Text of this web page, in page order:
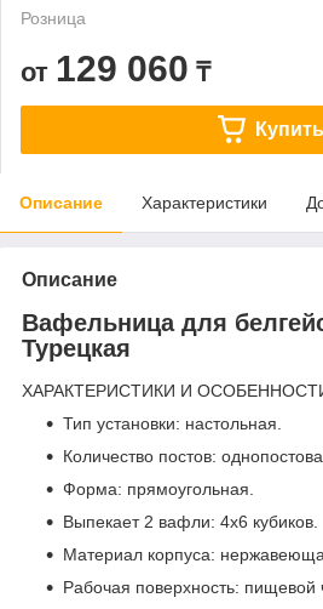
Розница
от 129 060 ₸
Купить
Описание Характеристики
Описание
Вафельница для
Турецкая
ХАРАКТЕРИСТИКИ И
Тип установки: настольная.
Количество постов:
Форма: прямоугольная.
Выпекает 2 вафли: 4х6 кубиков.
Материал корпуса:
Рабочая поверхность: пищевой